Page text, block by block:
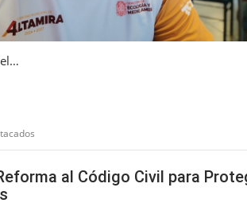
al Código Civil para